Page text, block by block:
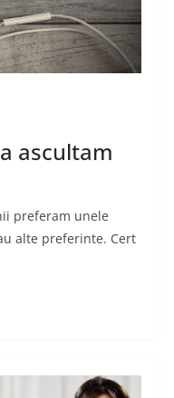
ascultam
preferam unele
alte preferinte. Cert